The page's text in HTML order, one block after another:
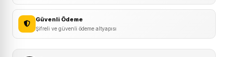
Güvenli Ödeme
Şifreli ve güvenli ödeme altyapısı